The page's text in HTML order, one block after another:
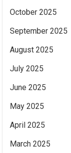
October 2025
September 2025
August 2025
July 2025
June 2025
May 2025
April 2025
March 2025